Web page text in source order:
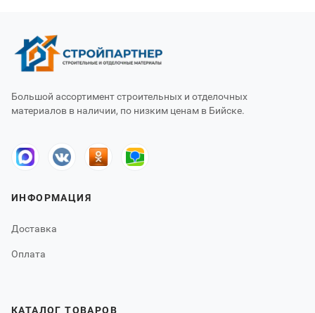
Большой ассортимент строительных и отделочных
материалов в наличии, по низким ценам в Бийске.
ИНФОРМАЦИЯ
Доставка
Оплата
КАТАЛОГ ТОВАРОВ